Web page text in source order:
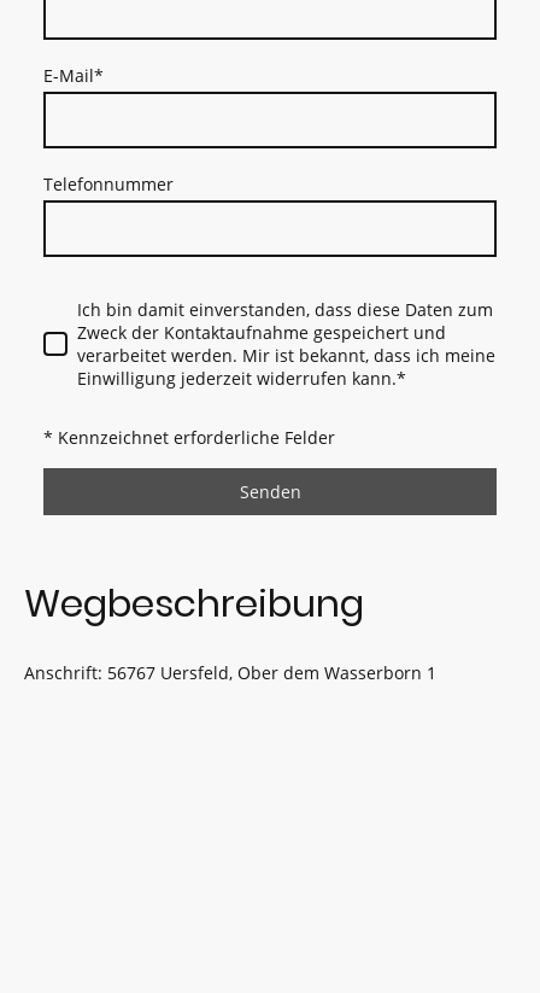
E-Mail*
Telefonnummer
Ich bin damit einverstanden, dass diese Daten zum
Zweck der Kontaktaufnahme gespeichert und
verarbeitet werden. Mir ist bekannt, dass ich meine
Einwilligung jederzeit widerrufen kann.*
* Kennzeichnet erforderliche Felder
Senden
Wegbeschreibung
Anschrift: 56767 Uersfeld, Ober dem Wasserborn 1